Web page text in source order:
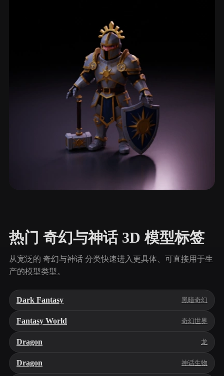
热门 奇幻与神话 3D 模型标签
从宽泛的 奇幻与神话 分类快速进入更具体、可直接用于生
产的模型类型。
Dark Fantasy 黑暗奇幻
Fantasy World 奇幻世界
Dragon 龙
Dragon 神话生物